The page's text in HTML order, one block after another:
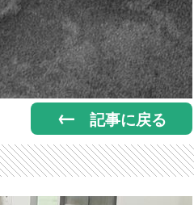
記事に戻る